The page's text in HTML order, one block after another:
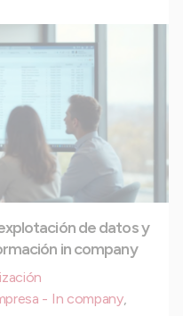
de datos y
in company
- In company,